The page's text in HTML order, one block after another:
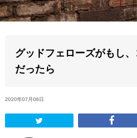
時事ニュース 書籍
当店の紹介
オンラインストア
お問い合わせ
グッドフェローズがもし、
だったら
2020年07月06日